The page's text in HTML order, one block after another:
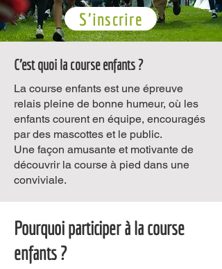
S'inscrire
C'est quoi la course enfants ?
La course enfants est une épreuve
relais pleine de bonne humeur, où les
enfants courent en équipe, encouragés
par des mascottes et le public.
Une façon amusante et motivante de
découvrir la course à pied dans une
conviviale.
Pourquoi participer à la course
enfants ?